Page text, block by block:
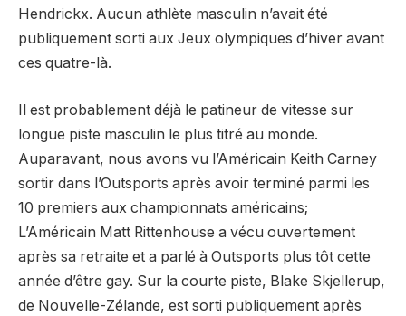
Hendrickx. Aucun athlète masculin n’avait été
publiquement sorti aux Jeux olympiques d’hiver avant
ces quatre-là.
Il est probablement déjà le patineur de vitesse sur
longue piste masculin le plus titré au monde.
Auparavant, nous avons vu l’Américain Keith Carney
sortir dans l’Outsports après avoir terminé parmi les
10 premiers aux championnats américains;
L’Américain Matt Rittenhouse a vécu ouvertement
après sa retraite et a parlé à Outsports plus tôt cette
année d’être gay. Sur la courte piste, Blake Skjellerup,
de Nouvelle-Zélande, est sorti publiquement après